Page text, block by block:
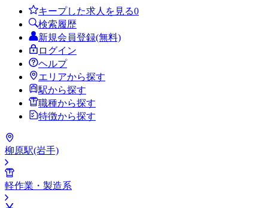
キープした求人を見る0
検索履歴
新規会員登録(無料)
ログイン
ヘルプ
エリアから探す
駅から探す
職種から探す
特徴から探す
柳原駅(岩手)
軽作業・製造系